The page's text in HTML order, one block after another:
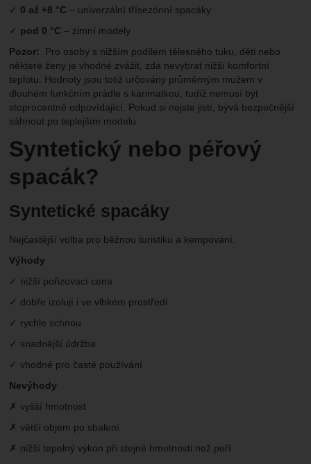
✓ 0 až +8 °C – univerzální třísezónní spacáky
✓ pod 0 °C – zimní modely
Pozor:
Pro osoby s nižším podílem tělesného tuku, děti nebo
některé ženy je vhodné zvážit, zda nevybrat nižší komfortní
teplotu. Hodnoty jsou totiž určovány průměrným mužem v
dlouhém funkčním prádle s karimatkou, tudíž nemusí být
stoprocentně odpovídající. Pokud si nejste jistí, bývá bezpečnější
sáhnout po teplejším modelu.
Syntetický nebo péřový
spacák?
Syntetické spacáky
Nejčastější volba pro běžnou turistiku a kempování.
Výhody
✓ nižší pořizovací cena
✓ dobře izolují i ve vlhkém prostředí
✓ rychle schnou
✓ snadnější údržba
✓ vhodné pro časté používání
Nevýhody
✗ vyšší hmotnost
✗ větší objem po sbalení
✗ nižší tepelný výkon při stejné hmotnosti než peří